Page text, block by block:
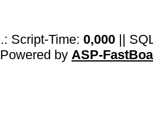
.: Script-Time: 0,000 ||
Powered by ASP-